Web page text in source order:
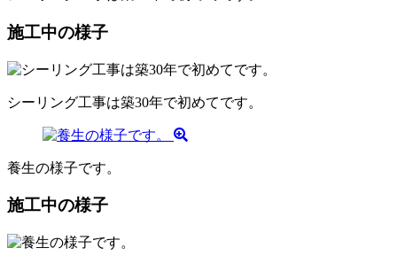
施工中の様子
シーリング工事は築30年で初めてです。
養生の様子です。
施工中の様子